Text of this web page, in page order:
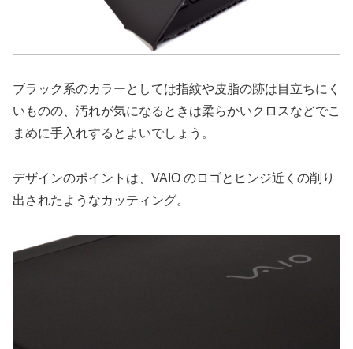
ブラック系のカラーとしては指紋や皮脂の跡は目立ちにく
いものの、汚れが気になるときは柔らかいクロスなどでこ
まめに手入れするとよいでしょう。
デザインのポイントは、VAIO のロゴとヒンジ近くの削り
出されたようなカッティング。